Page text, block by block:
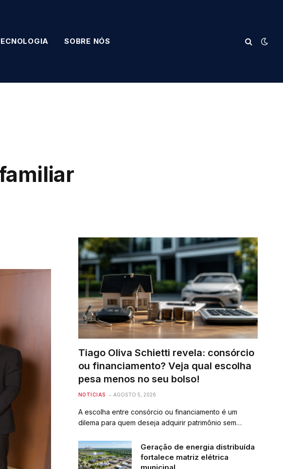
SOBRE NÓS
Tiago Oliva Schietti revela: consórcio
ou financiamento? Veja qual escolha
pesa menos no seu bolso!
NOTÍCIAS AGOSTO 5, 2026
A escolha entre consórcio ou financiamento é um
dilema para quem deseja adquirir patrimônio sem…
Geração de energia distribuída
fortalece matriz elétrica